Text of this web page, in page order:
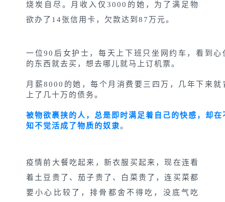
烧炭自尽。月收入仅3000的她，为了满足物
欲办了14张信用卡，欠款达到87万元。
一位90后女护士，每天上下班只坐网约车，看到心
的东西就去买，想去哪儿就马上订机票。
月薪8000的她，每个月消费要三四万，几年下来就
上了几十万的债务。
被物欲裹挟的人，总是即时满足着自己的快感，却在
知不觉活成了物质的奴隶。
疫情前大餐吃起来，新衣服买起来，现在连看
着土豆贵了、茄子贵了、白菜贵了，连买菜都
要小心比较了，排骨都舍不得吃，没底气吃